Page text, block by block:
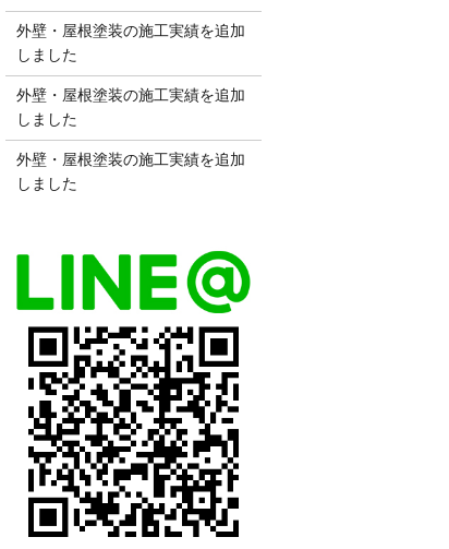
外壁・屋根塗装の施工実績を追加
しました
外壁・屋根塗装の施工実績を追加
しました
外壁・屋根塗装の施工実績を追加
しました